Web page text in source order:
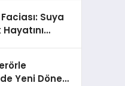
Suya
Yeni Dönem: